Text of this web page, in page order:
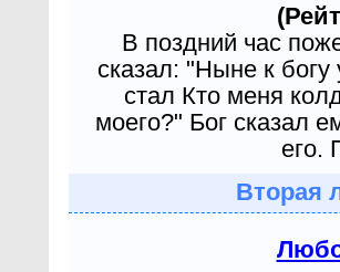
В поздний час
сказал: "Ныне к
стал Кто меня
моего?" Бог сказал
его.
Вторая